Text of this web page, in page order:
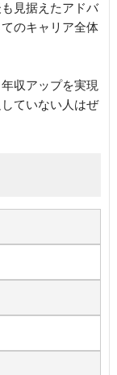
見据えたアドバ
のキャリア全体
収アップを実現
ていない人はぜ